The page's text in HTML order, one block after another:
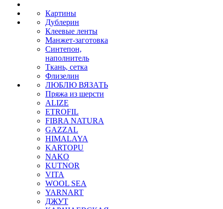
Картины
Дублерин
Клеевые ленты
Манжет-заготовка
Синтепон,
наполнитель
Ткань, сетка
Флизелин
ЛЮБЛЮ ВЯЗАТЬ
Пряжа из шерсти
ALIZE
ETROFIL
FIBRA NATURA
GAZZAL
HIMALAYA
KARTOPU
NAKO
KUTNOR
VITA
WOOL SEA
YARNART
ДЖУТ